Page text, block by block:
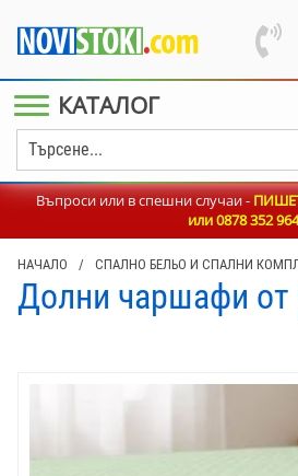
КАТАЛОГ
Въпроси или в спешни случаи -
или0878 352 964
НАЧАЛО / СПАЛНО БЕЛЬО И СПАЛНИ
Долни чаршафи от